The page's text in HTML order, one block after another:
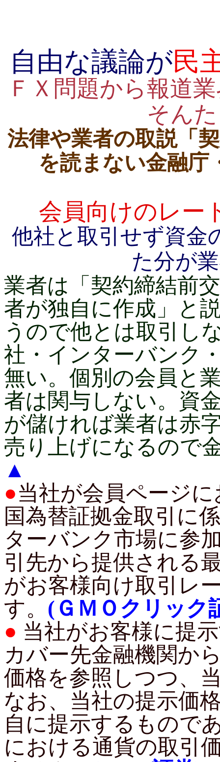
自由な議論が民
ＦＸ問題から報道
そん
法律や業者の取説「
を読まない金融庁
会員向けのレー
他社と取引せず資金
た分が
業者は「契約締結前
者が独自に作成」と
うので他とは取引し
社・インターバンク
無い。個別の会員と
者は関与しない。資
が儲ければ業者は赤
売り上げになるので
▲
●当社が会員ページ
国為替証拠金取引に
ターバンク市場に参
引先から提供される
がお客様向け取引レ
す。 (ＧＭＯクリック
● 当社がお客様に提
カバー先金融機関か
価格を参照しつつ、
なお、当社の提示価
自に提示するもので
における通貨の取引